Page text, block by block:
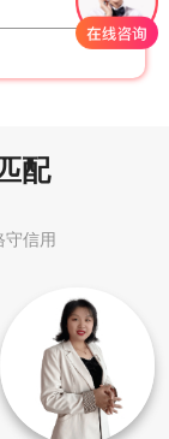
配
守信用